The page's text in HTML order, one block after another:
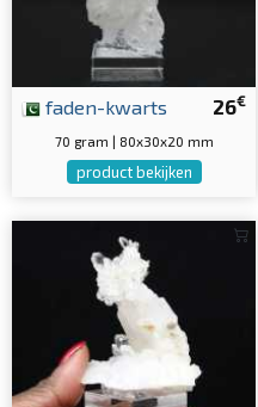
26€
faden-kwarts
70 gram | 80x30x20 mm
product bekijken